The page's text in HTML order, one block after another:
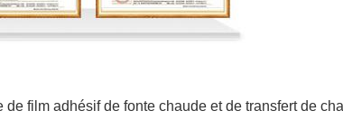
film adhésif de fonte chaude et de transfert de